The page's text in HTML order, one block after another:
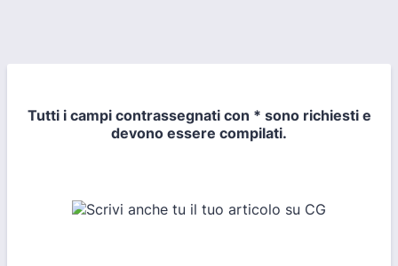
Tutti i campi contrassegnati con * sono richiesti e
devono essere compilati.